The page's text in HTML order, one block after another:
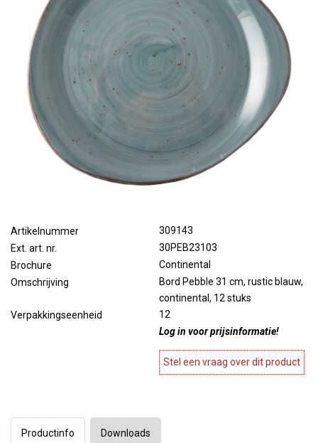
Artikelnummer
309143
Ext. art. nr.
30PEB23103
Brochure
Continental
Omschrijving
Bord Pebble 31 cm, rustic blauw,
continental, 12 stuks
Verpakkingseenheid
12
Log in voor prijsinformatie!
Stel een vraag over dit product
Productinfo Downloads